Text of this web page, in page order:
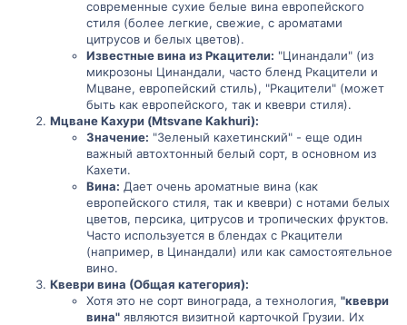
современные сухие белые вина европейского
стиля (более легкие, свежие, с ароматами
цитрусов и белых цветов).
Известные вина из Ркацители: "Цинандали" (из
микрозоны Цинандали, часто бленд Ркацители и
Мцване, европейский стиль), "Ркацители" (может
быть как европейского, так и квеври стиля).
Мцване Кахури (Mtsvane Kakhuri):
Значение: "Зеленый кахетинский" - еще один
важный автохтонный белый сорт, в основном из
Кахети.
Вина: Дает очень ароматные вина (как
европейского стиля, так и квеври) с нотами белых
цветов, персика, цитрусов и тропических фруктов.
Часто используется в блендах с Ркацители
(например, в Цинандали) или как самостоятельное
вино.
Квеври вина (Общая категория):
Хотя это не сорт винограда, а технология, "квеври
вина" являются визитной карточкой Грузии. Их